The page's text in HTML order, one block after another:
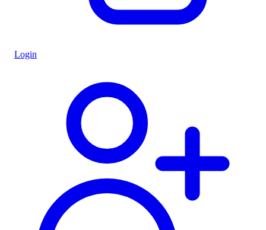
Login